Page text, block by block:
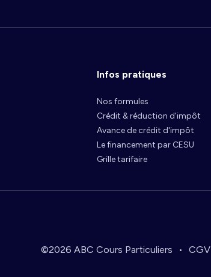
Infos pratiques
Nos formules
Crédit & réduction d’impôt
Avance de crédit d'impôt
Le financement par CESU
Grille tarifaire
©2026 ABC Cours Particuliers CGV